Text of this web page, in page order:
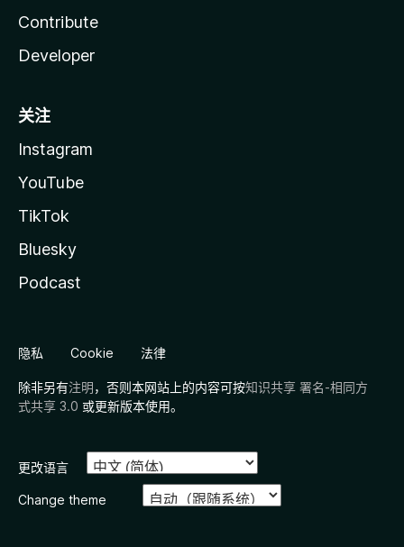
Contribute
Developer
关注
Instagram
YouTube
TikTok
Bluesky
Podcast
隐私 Cookie 法律
除非另有注明，否则本网站上的内容可按知识共享 署名-相同方
式共享 3.0 或更新版本使用。
更改语言
Change theme